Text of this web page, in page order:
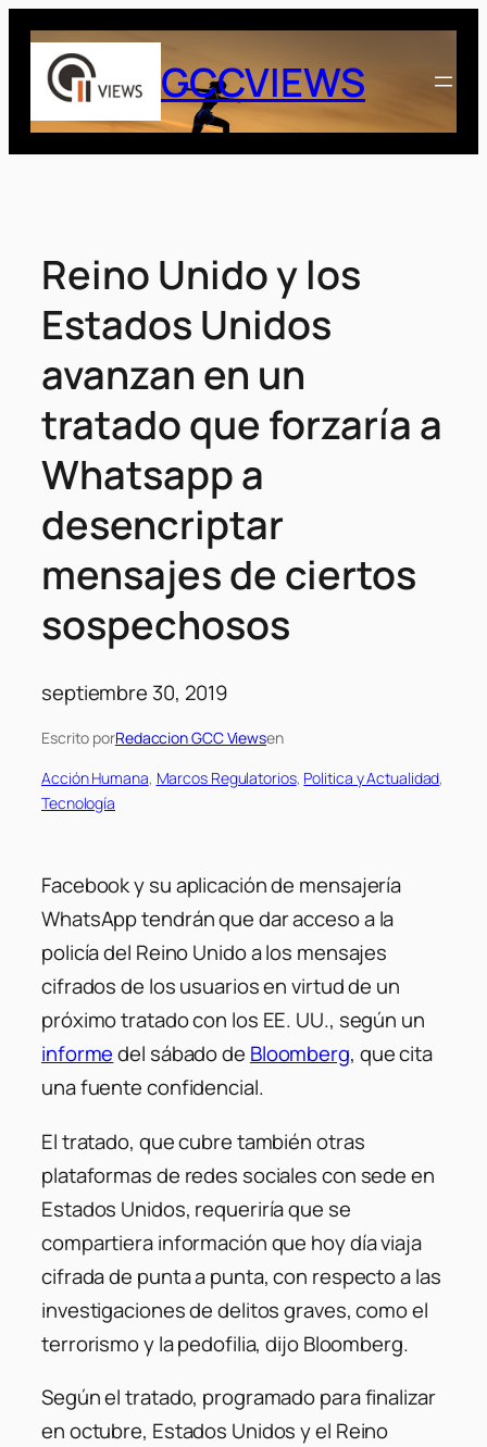
Saltar
contenido
GCCVIEWS
Reino Unido y los
Estados Unidos
avanzan en un
tratado que forzaría a
Whatsapp a
desencriptar
mensajes de ciertos
sospechosos
septiembre 30, 2019
Escrito porRedaccion GCC Viewsen
Acción Humana, Marcos Regulatorios, Politica y Actualidad
Tecnología
Facebook y su aplicación de mensajería
WhatsApp tendrán que dar acceso a la
policía del Reino Unido a los mensajes
cifrados de los usuarios en virtud de un
próximo tratado con los EE. UU., según un
informedel sábado de Bloomberg, que cita
una fuente confidencial.
El tratado, que cubre también otras
plataformas de redes sociales con sede en
Estados Unidos, requeriría que se
compartiera información que hoy día viaja
cifrada de punta a punta, con respecto a las
investigaciones de delitos graves, como el
terrorismo y la pedofilia, dijo Bloomberg.
Según el tratado, programado para finalizar
en octubre, Estados Unidos y el Reino